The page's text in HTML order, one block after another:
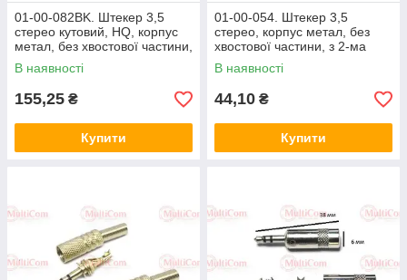
01-00-082BK. Штекер 3,5
стерео кутовий, HQ, корпус
метал, без хвостової частини,
чорний
В наявності
155,25 ₴
Купити
01-00-054. Штекер 3,5
стерео, корпус метал, без
хвостової частини, з 2-ма
вставками, Shure, чорний
В наявності
44,10 ₴
Купити